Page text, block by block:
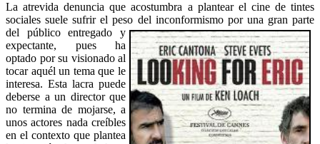
La atrevida denuncia que acostumbra a plantear el cine de tintes
sociales suele sufrir el peso del inconformismo por una gran parte
del público entregado y
expectante, pues ha
optado por su visionado al
tocar aquél un tema que le
interesa. Esta lacra puede
deberse a un director que
no termina de mojarse, a
unos actores nada creíbles
en el contexto que plantea